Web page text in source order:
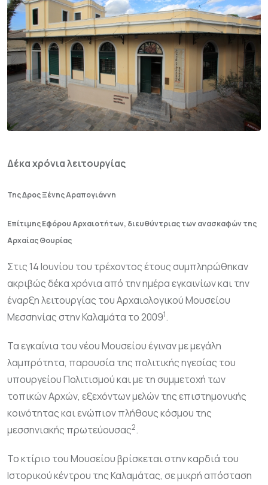
Δέκα χρόνια λειτουργίας
Της Δρος Ξένης Αραπογιάννη
Επίτιμης Εφόρου Αρχαιοτήτων, διευθύντριας των ανασκαφών της
Αρχαίας Θουρίας
Στις 14 Ιουνίου του τρέχοντος έτους συμπληρώθηκαν
ακριβώς δέκα χρόνια από την ημέρα εγκαινίων και την
έναρξη λειτουργίας του Αρχαιολογικού Μουσείου
Μεσσηνίας στην Καλαμάτα το 20091.
Τα εγκαίνια του νέου Μουσείου έγιναν με μεγάλη
λαμπρότητα, παρουσία της πολιτικής ηγεσίας του
υπουργείου Πολιτισμού και με τη συμμετοχή των
τοπικών Αρχών, εξεχόντων μελών της επιστημονικής
κοινότητας και ενώπιον πλήθους κόσμου της
μεσσηνιακής πρωτεύουσας2.
Το κτίριο του Μουσείου βρίσκεται στην καρδιά του
Ιστορικού κέντρου της Καλαμάτας, σε μικρή απόσταση